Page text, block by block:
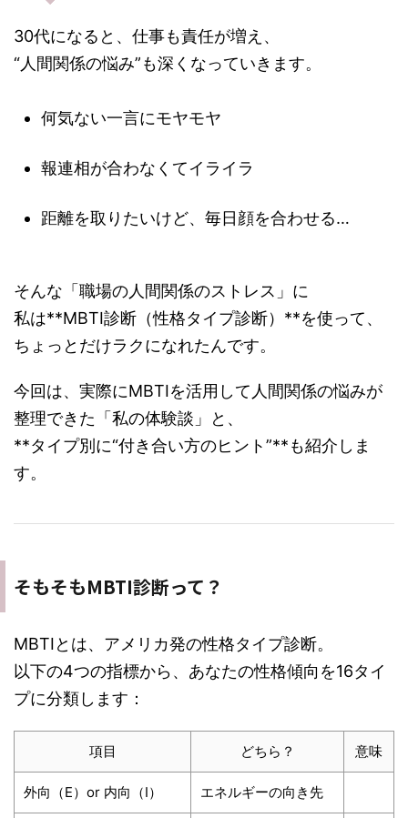
30代になると、仕事も責任が増え、
“人間関係の悩み”も深くなっていきます。
何気ない一言にモヤモヤ
報連相が合わなくてイライラ
距離を取りたいけど、毎日顔を合わせる…
そんな「職場の人間関係のストレス」に
私は**MBTI診断（性格タイプ診断）**を使って、
ちょっとだけラクになれたんです。
今回は、実際にMBTIを活用して人間関係の悩みが
整理できた「私の体験談」と、
**タイプ別に“付き合い方のヒント”**も紹介しま
す。
そもそもMBTI診断って？
MBTIとは、アメリカ発の性格タイプ診断。
以下の4つの指標から、あなたの性格傾向を16タイ
プに分類します：
項目 どちら？ 意味
外向（E）or 内向（I） エネルギーの向き先